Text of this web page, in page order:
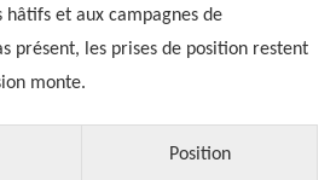
hâtifs et aux campagnes de
présent, les prises de position restent
monte.
Position